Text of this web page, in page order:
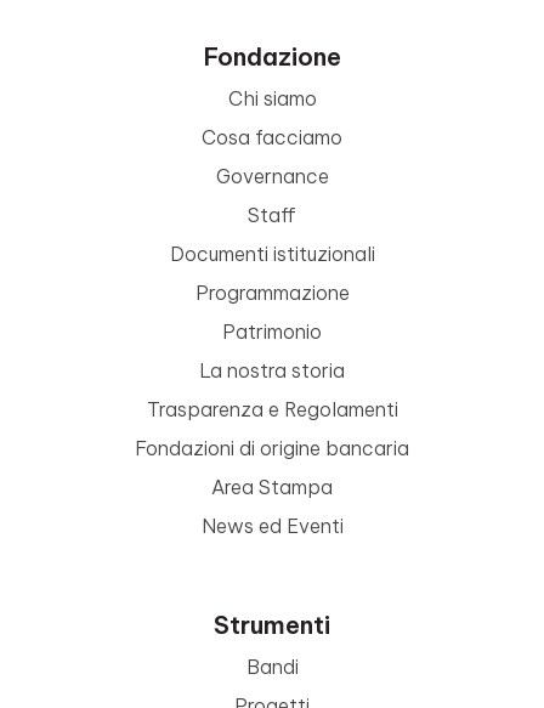
Fondazione
Chi siamo
Cosa facciamo
Governance
Staff
Documenti istituzionali
Programmazione
Patrimonio
La nostra storia
Trasparenza e Regolamenti
Fondazioni di origine bancaria
Area Stampa
News ed Eventi
Strumenti
Bandi